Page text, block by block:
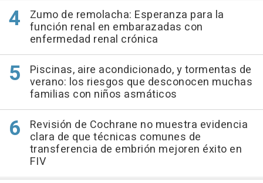
Zumo de remolacha: Esperanza para la
función renal en embarazadas con
enfermedad renal crónica
Piscinas, aire acondicionado, y tormentas de
verano: los riesgos que desconocen muchas
familias con niños asmáticos
Revisión de Cochrane no muestra evidencia
clara de que técnicas comunes de
transferencia de embrión mejoren éxito en
FIV